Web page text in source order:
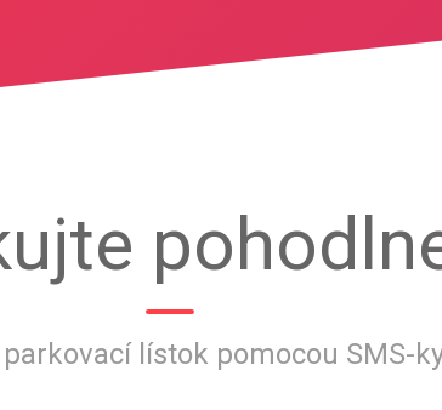
lístok pomocou SMS-